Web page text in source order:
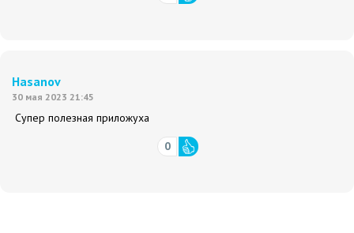
Hasanov
30 мая 2023 21:45
Супер полезная приложуха
0